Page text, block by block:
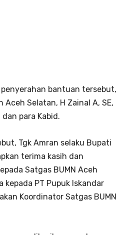
bantuan tersebut,
Aceh Selatan, H Zainal A, SE,
para Kabid.
Tgk Amran selaku Bupati
terima kasih dan
Satgas BUMN Aceh
kepada PT Pupuk Iskandar
Koordinator Satgas BUMN